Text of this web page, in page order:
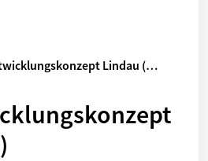
Lindau (…